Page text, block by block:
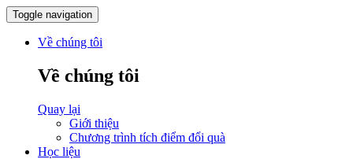
Toggle navigation
Về chúng tôi
Về chúng tôi
Quay lại
Giới thiệu
Chương trình tích điểm đổi quà
Học liệu